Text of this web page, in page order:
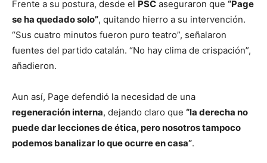
Frente a su postura, desde el PSC aseguraron que “Page
se ha quedado solo”, quitando hierro a su intervención.
“Sus cuatro minutos fueron puro teatro”, señalaron
fuentes del partido catalán. “No hay clima de crispación”,
añadieron.
Aun así, Page defendió la necesidad de una
regeneración interna, dejando claro que “la derecha no
puede dar lecciones de ética, pero nosotros tampoco
podemos banalizar lo que ocurre en casa”.